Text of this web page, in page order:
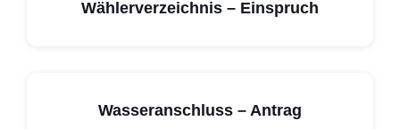
Wählerverzeichnis – Einspruch
Wasseranschluss – Antrag